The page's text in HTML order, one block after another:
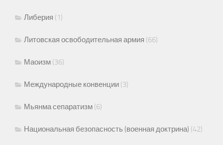
Либерия (1)
Литовская освободительная армия (66)
Маоизм (36)
Международные конвенции (3)
Мьянма сепаратизм (6)
Национальная безопасность (военная доктрина) (42)